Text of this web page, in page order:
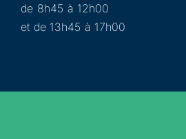
de 8h45 à 12h00
et de 13h45 à 17h00